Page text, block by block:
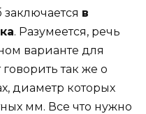
в
. Разумеется, речь
варианте для
так же о
диаметр которых
мм. Все что нужно